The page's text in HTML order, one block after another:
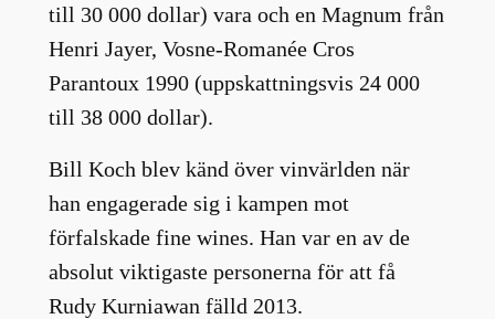
till 30 000 dollar) vara och en Magnum från
Henri Jayer, Vosne-Romanée Cros
Parantoux 1990 (uppskattningsvis 24 000
till 38 000 dollar).
Bill Koch blev känd över vinvärlden när
han engagerade sig i kampen mot
förfalskade fine wines. Han var en av de
absolut viktigaste personerna för att få
Rudy Kurniawan fälld 2013.